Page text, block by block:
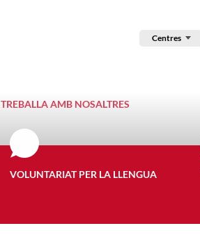
Centres
TREBALLA AMB NOSALTRES
VOLUNTARIAT PER LA LLENGUA